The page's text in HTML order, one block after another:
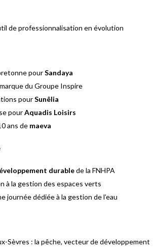
de professionnalisation en évolution
pourSandaya
du Groupe Inspire
pourSunêlia
pourAquadis Loisirs
ans de maeva
durablede la FNHPA
à la gestion des espaces verts
journée dédiée à la gestion de l’eau
Sèvres : la pêche, vecteur de développement